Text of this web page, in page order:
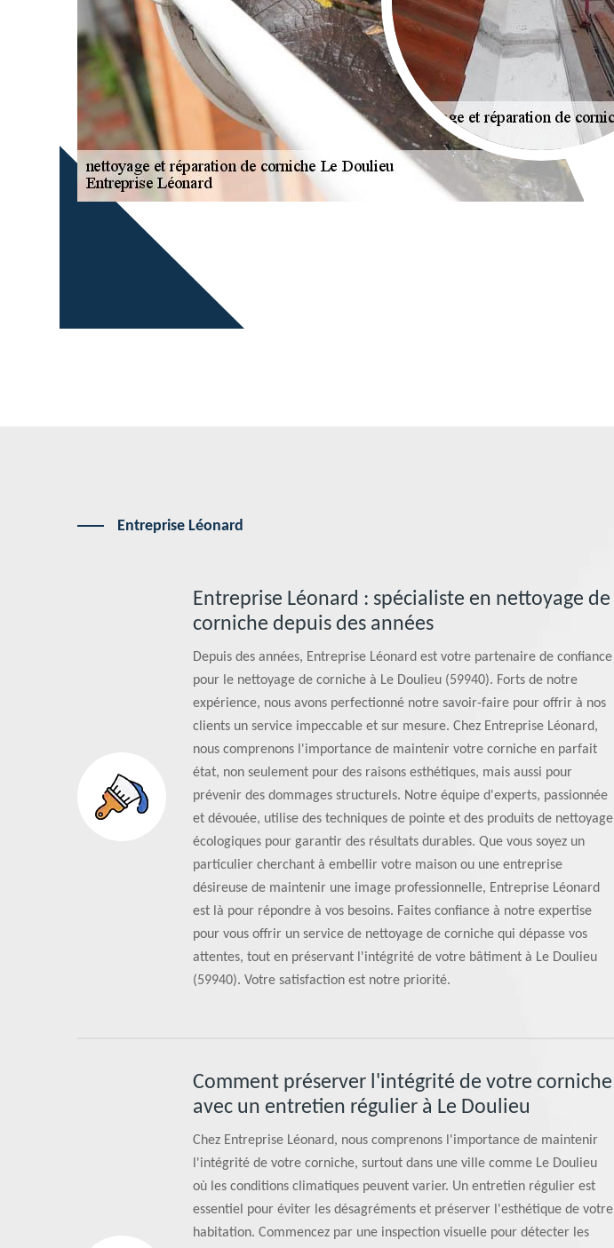
Entreprise Léonard
Entreprise Léonard : spécialiste en nettoyage de
corniche depuis des années
Depuis des années, Entreprise Léonard est votre partenaire de confiance
pour le nettoyage de corniche à Le Doulieu (59940). Forts de notre
expérience, nous avons perfectionné notre savoir-faire pour offrir à nos
clients un service impeccable et sur mesure. Chez Entreprise Léonard,
nous comprenons l'importance de maintenir votre corniche en parfait
état, non seulement pour des raisons esthétiques, mais aussi pour
prévenir des dommages structurels. Notre équipe d'experts, passionnée
et dévouée, utilise des techniques de pointe et des produits de nettoyage
écologiques pour garantir des résultats durables. Que vous soyez un
particulier cherchant à embellir votre maison ou une entreprise
désireuse de maintenir une image professionnelle, Entreprise Léonard
est là pour répondre à vos besoins. Faites confiance à notre expertise
pour vous offrir un service de nettoyage de corniche qui dépasse vos
attentes, tout en préservant l'intégrité de votre bâtiment à Le Doulieu
(59940). Votre satisfaction est notre priorité.
Comment préserver l'intégrité de votre corniche
avec un entretien régulier à Le Doulieu
Chez Entreprise Léonard, nous comprenons l'importance de maintenir
l'intégrité de votre corniche, surtout dans une ville comme Le Doulieu
où les conditions climatiques peuvent varier. Un entretien régulier est
essentiel pour éviter les désagréments et préserver l'esthétique de votre
habitation. Commencez par une inspection visuelle pour détecter les